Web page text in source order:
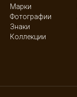
Марки
Фотографии
Знаки
Коллекции